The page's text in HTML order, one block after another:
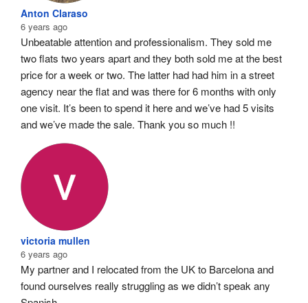
Anton Claraso
6 years ago
Unbeatable attention and professionalism. They sold me
two flats two years apart and they both sold me at the best
price for a week or two. The latter had had him in a street
agency near the flat and was there for 6 months with only
one visit. It’s been to spend it here and we’ve had 5 visits
and we’ve made the sale. Thank you so much !!
victoria mullen
6 years ago
My partner and I relocated from the UK to Barcelona and
found ourselves really struggling as we didn’t speak any